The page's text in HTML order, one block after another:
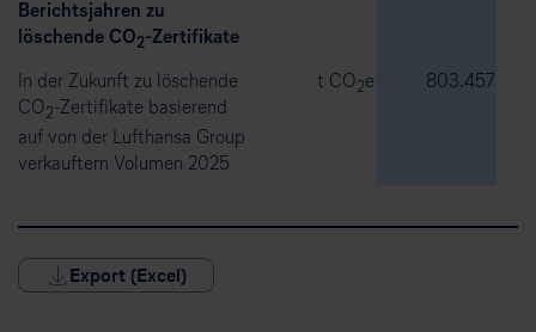
Berichtsjahren zu
löschende CO2-Zertifikate
In der Zukunft zu löschende
CO2-Zertifikate basierend
auf von der Lufthansa Group
verkauftem Volumen 2025
t CO2e 803.457
Export (Excel)